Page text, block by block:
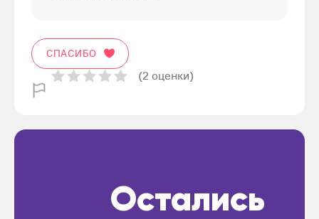
СПАСИБО
(2 оценки)
Остались